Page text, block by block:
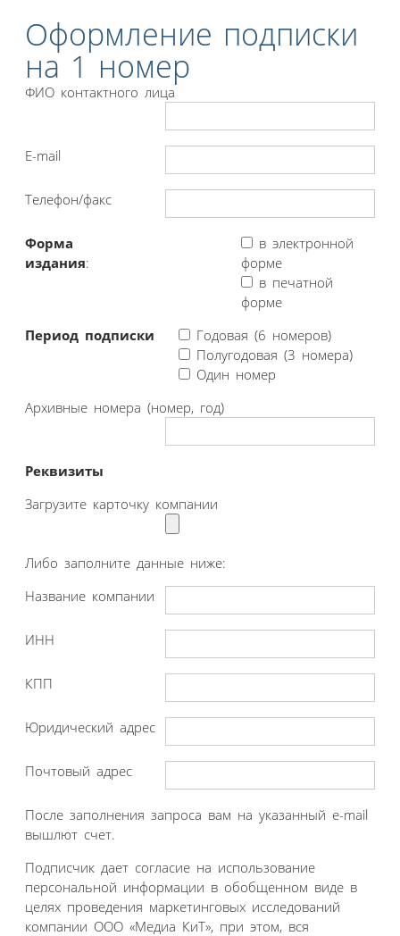
Оформление подписки
на 1 номер
ФИО контактного лица
E-mail
Телефон/факс
Форма
издания:
в электронной
форме
в печатной
форме
Период подписки
Годовая (6 номеров)
Полугодовая (3 номера)
Один номер
Архивные номера (номер, год)
Реквизиты
Загрузите карточку компании
Либо заполните данные ниже:
Название компании
ИНН
КПП
Юридический адрес
Почтовый адрес
После заполнения запроса вам на указанный e-mail
вышлют счет.
Подписчик дает согласие на использование
персональной информации в обобщенном виде в
целях проведения маркетинговых исследований
компании ООО «Медиа КиТ», при этом, вся